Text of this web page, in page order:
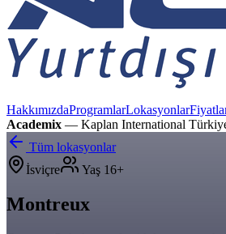
HakkımızdaProgramlarLokasyonlar
Academix — Kaplan International
Tüm lokasyonlar
İsviçre
Yaş 16+
Montreux